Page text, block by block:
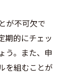
が不可欠で
期的にチェッ
う。また、申
を組むことが